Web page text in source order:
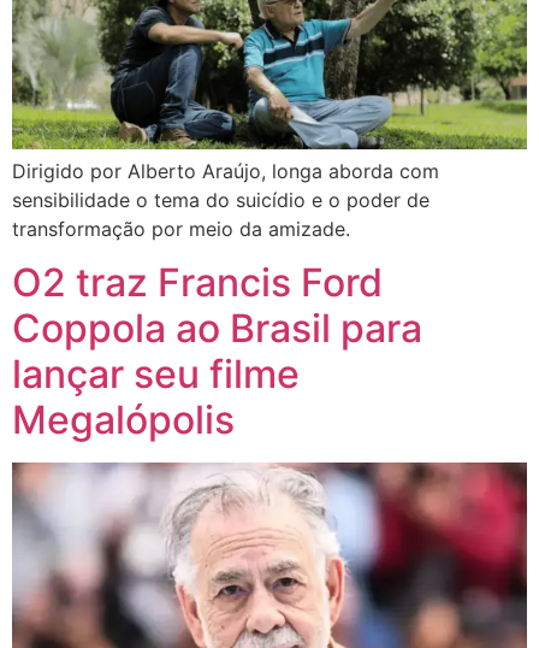
Dirigido por Alberto Araújo, longa aborda com
sensibilidade o tema do suicídio e o poder de
transformação por meio da amizade.
O2 traz Francis Ford
Coppola ao Brasil para
lançar seu filme
Megalópolis